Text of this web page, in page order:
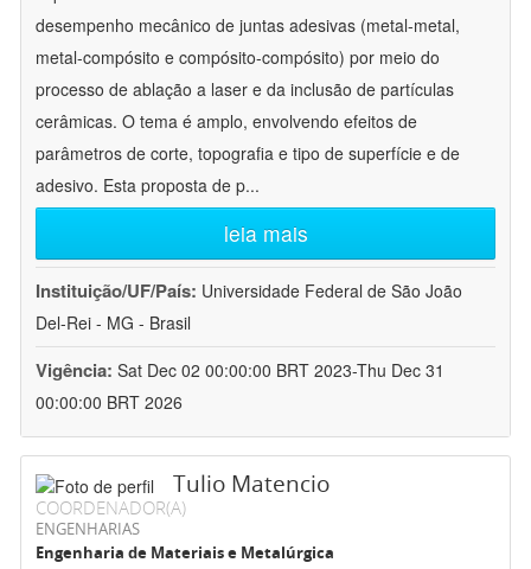
desempenho mecânico de juntas adesivas (metal-metal,
metal-compósito e compósito-compósito) por meio do
processo de ablação a laser e da inclusão de partículas
cerâmicas. O tema é amplo, envolvendo efeitos de
parâmetros de corte, topografia e tipo de superfície e de
adesivo. Esta proposta de p...
leia mais
Instituição/UF/País: Universidade Federal de São João
Del-Rei - MG - Brasil
Vigência: Sat Dec 02 00:00:00 BRT 2023-Thu Dec 31
00:00:00 BRT 2026
Tulio Matencio
COORDENADOR(A)
ENGENHARIAS
Engenharia de Materiais e Metalúrgica